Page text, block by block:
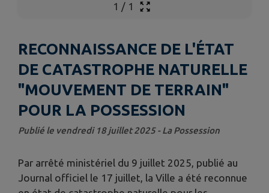
1 / 1
RECONNAISSANCE DE L'ÉTAT
DE CATASTROPHE NATURELLE
"MOUVEMENT DE TERRAIN"
POUR LA POSSESSION
Publié le vendredi 18 juillet 2025 - La Possession
Par arrêté ministériel du 9 juillet 2025, publié au
Journal officiel le 17 juillet, la Ville a été reconnue